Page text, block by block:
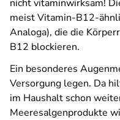
nicht vitaminwirksam!
meist Vitamin-B12-
Analoga), die die
B12 blockieren.
Ein besonderes
Versorgung legen. Da
im Haushalt schon
Meeresalgenprodukte